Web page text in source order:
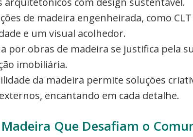
de madeira engenheirada, como
e um visual acolhedor.
por obras de madeira se justifica pela
imobiliária.
da madeira permite soluções
encantando em cada detalhe.
Que Desafiam o